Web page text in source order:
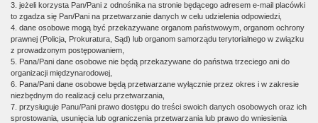
3. jeżeli korzysta Pan/Pani z odnośnika na stronie będącego adresem e-mail placówki
to zgadza się Pan/Pani na przetwarzanie danych w celu udzielenia odpowiedzi,
4. dane osobowe mogą być przekazywane organom państwowym, organom ochrony
prawnej (Policja, Prokuratura, Sąd) lub organom samorządu terytorialnego w związku
z prowadzonym postępowaniem,
5. Pana/Pani dane osobowe nie będą przekazywane do państwa trzeciego ani do
organizacji międzynarodowej,
6. Pana/Pani dane osobowe będą przetwarzane wyłącznie przez okres i w zakresie
niezbędnym do realizacji celu przetwarzania,
7. przysługuje Panu/Pani prawo dostępu do treści swoich danych osobowych oraz ich
sprostowania, usunięcia lub ograniczenia przetwarzania lub prawo do wniesienia